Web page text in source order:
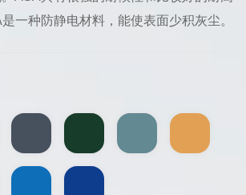
一种防静电材料，能使表面少积灰尘。